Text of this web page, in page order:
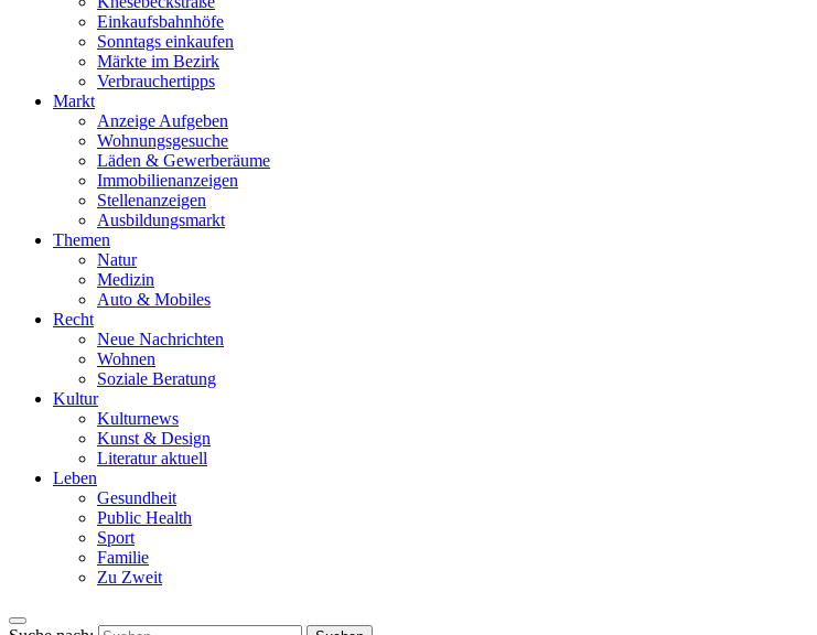
Einkaufsbahnhöfe
Sonntags einkaufen
Märkte im Bezirk
Verbrauchertipps
Markt
Anzeige Aufgeben
Wohnungsgesuche
Läden & Gewerberäume
Immobilienanzeigen
Stellenanzeigen
Ausbildungsmarkt
Themen
Natur
Medizin
Auto & Mobiles
Recht
Neue Nachrichten
Wohnen
Soziale Beratung
Kultur
Kulturnews
Kunst & Design
Literatur aktuell
Leben
Gesundheit
Public Health
Sport
Familie
Zu Zweit